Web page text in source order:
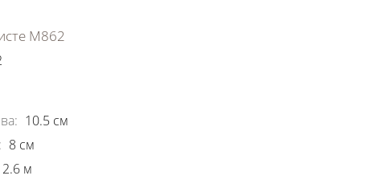
М862
: 10.5 см
: 8 см
2.6 м